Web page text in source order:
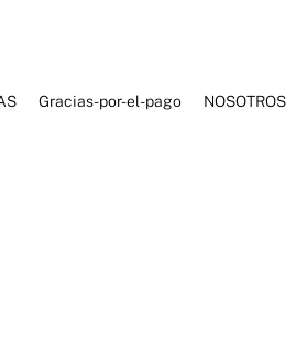
Gracias-por-el-pago NOSOTROS